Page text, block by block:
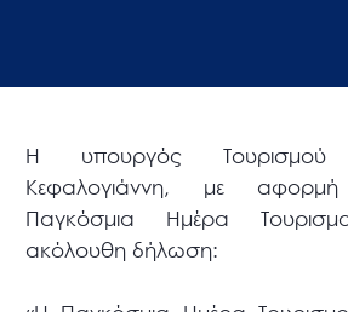
Η υπουργός
Κεφαλογιάννη, με
Παγκόσμια Ημέρα
ακόλουθη δήλωση: